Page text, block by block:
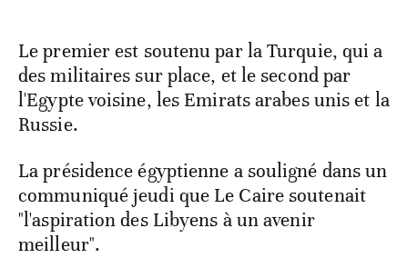
Le premier est soutenu par la Turquie, qui a
des militaires sur place, et le second par
l'Egypte voisine, les Emirats arabes unis et la
Russie.
La présidence égyptienne a souligné dans un
communiqué jeudi que Le Caire soutenait
"l'aspiration des Libyens à un avenir
meilleur".